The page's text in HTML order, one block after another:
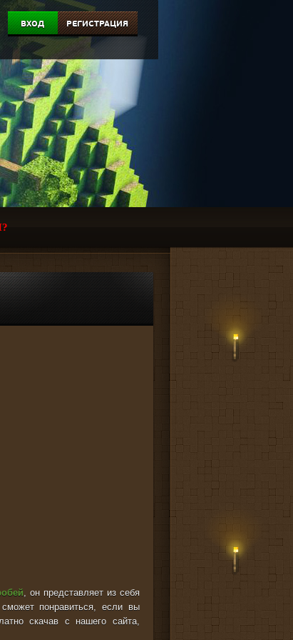
ВХОД РЕГИСТРАЦИЯ
, он представляет из себя
понравиться, если вы
скачав с нашего сайта,